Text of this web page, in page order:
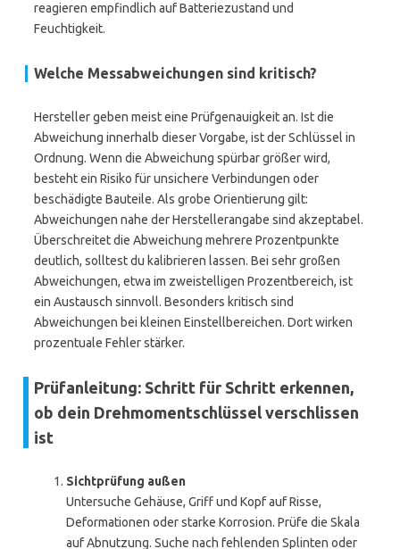
reagieren empfindlich auf Batteriezustand und
Feuchtigkeit.
Welche Messabweichungen sind kritisch?
Hersteller geben meist eine Prüfgenauigkeit an. Ist die
Abweichung innerhalb dieser Vorgabe, ist der Schlüssel in
Ordnung. Wenn die Abweichung spürbar größer wird,
besteht ein Risiko für unsichere Verbindungen oder
beschädigte Bauteile. Als grobe Orientierung gilt:
Abweichungen nahe der Herstellerangabe sind akzeptabel.
Überschreitet die Abweichung mehrere Prozentpunkte
deutlich, solltest du kalibrieren lassen. Bei sehr großen
Abweichungen, etwa im zweistelligen Prozentbereich, ist
ein Austausch sinnvoll. Besonders kritisch sind
Abweichungen bei kleinen Einstellbereichen. Dort wirken
prozentuale Fehler stärker.
Prüfanleitung: Schritt für Schritt erkennen,
ob dein Drehmomentschlüssel verschlissen
ist
Sichtprüfung außen
Untersuche Gehäuse, Griff und Kopf auf Risse,
Deformationen oder starke Korrosion. Prüfe die Skala
auf Abnutzung. Suche nach fehlenden Splinten oder